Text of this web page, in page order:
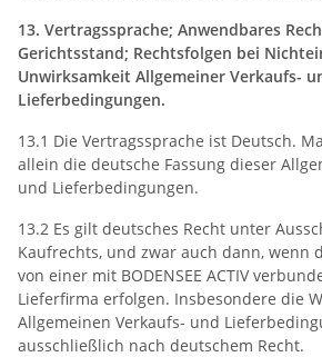
13. Vertragssprache; Anwendbares
Gerichtsstand; Rechtsfolgen bei
Unwirksamkeit Allgemeiner Verkaufs-
Lieferbedingungen.
13.1 Die Vertragssprache ist Deutsch.
allein die deutsche Fassung dieser
und Lieferbedingungen.
13.2 Es gilt deutsches Recht unter
Kaufrechts, und zwar auch dann, wenn
von einer mit BODENSEE ACTIV
Lieferfirma erfolgen. Insbesondere die
Allgemeinen Verkaufs- und
ausschließlich nach deutschem Recht.